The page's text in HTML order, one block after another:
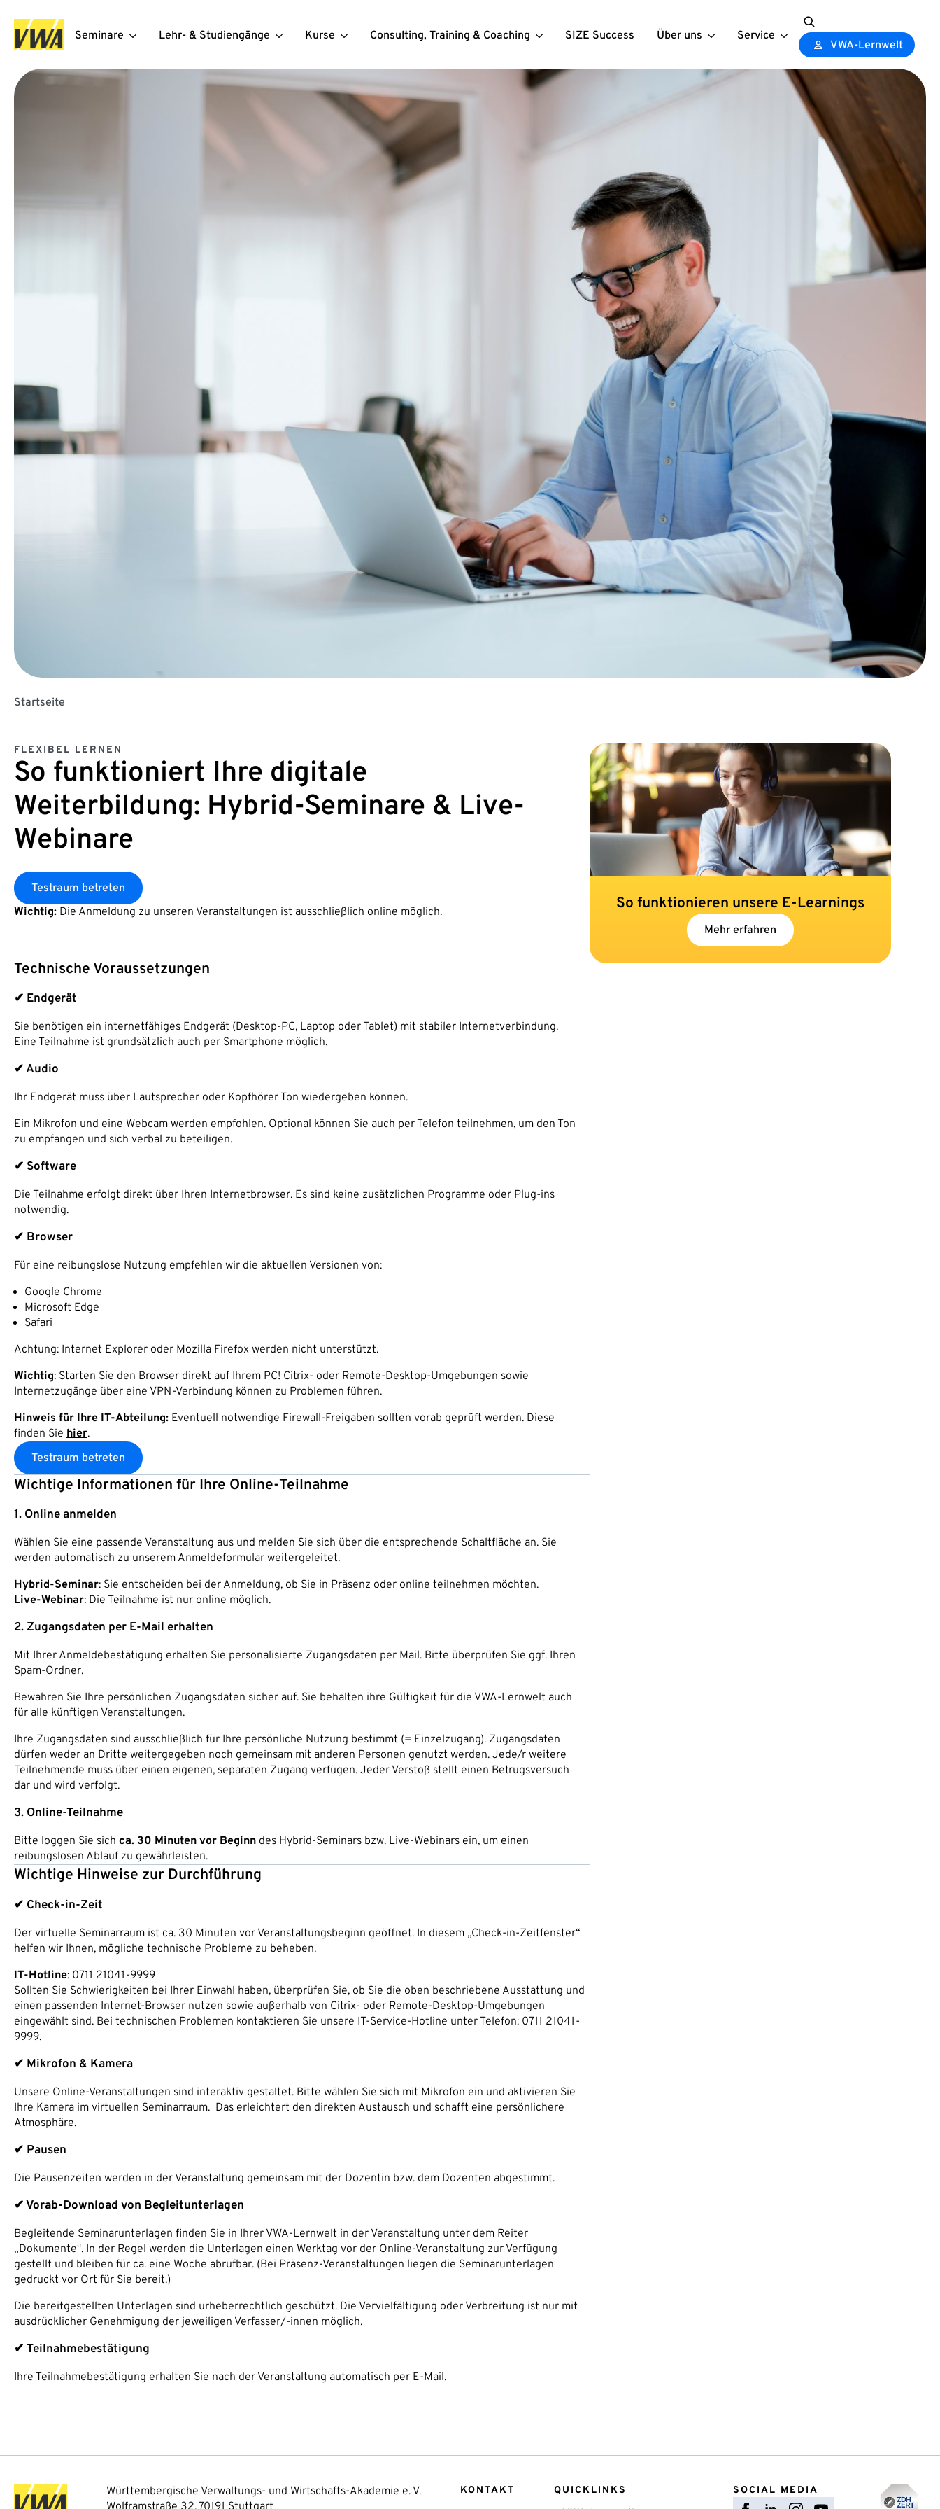
Seminare Lehr- & Studiengänge Kurse Consulting, Training & Coaching SIZE Success Über uns Service
Search
for:
VWA-Lernwelt
Startseite
FLEXIBEL LERNEN
So funktioniert Ihre digitale
Weiterbildung: Hybrid-Seminare & Live-
Webinare
Testraum betreten
Wichtig: Die Anmeldung zu unseren Veranstaltungen ist ausschließlich online möglich.
Technische Voraussetzungen
✔ Endgerät
Sie benötigen ein internetfähiges Endgerät (Desktop-PC, Laptop oder Tablet) mit stabiler Internetverbindung.
Eine Teilnahme ist grundsätzlich auch per Smartphone möglich.
✔ Audio
Ihr Endgerät muss über Lautsprecher oder Kopfhörer Ton wiedergeben können.
Ein Mikrofon und eine Webcam werden empfohlen. Optional können Sie auch per Telefon teilnehmen, um den Ton
zu empfangen und sich verbal zu beteiligen.
✔ Software
Die Teilnahme erfolgt direkt über Ihren Internetbrowser. Es sind keine zusätzlichen Programme oder Plug-ins
notwendig.
✔ Browser
Für eine reibungslose Nutzung empfehlen wir die aktuellen Versionen von:
Google Chrome
Microsoft Edge
Safari
Achtung: Internet Explorer oder Mozilla Firefox werden nicht unterstützt.
Wichtig: Starten Sie den Browser direkt auf Ihrem PC! Citrix- oder Remote-Desktop-Umgebungen sowie
Internetzugänge über eine VPN-Verbindung können zu Problemen führen.
Hinweis für Ihre IT-Abteilung: Eventuell notwendige Firewall-Freigaben sollten vorab geprüft werden. Diese
finden Sie hier.
Testraum betreten
Wichtige Informationen für Ihre Online-Teilnahme
1. Online anmelden
Wählen Sie eine passende Veranstaltung aus und melden Sie sich über die entsprechende Schaltfläche an. Sie
werden automatisch zu unserem Anmeldeformular weitergeleitet.
Hybrid-Seminar: Sie entscheiden bei der Anmeldung, ob Sie in Präsenz oder online teilnehmen möchten.
Live-Webinar: Die Teilnahme ist nur online möglich.
2. Zugangsdaten per E-Mail erhalten
Mit Ihrer Anmeldebestätigung erhalten Sie personalisierte Zugangsdaten per Mail. Bitte überprüfen Sie ggf. Ihren
Spam-Ordner.
Bewahren Sie Ihre persönlichen Zugangsdaten sicher auf. Sie behalten ihre Gültigkeit für die VWA-Lernwelt auch
für alle künftigen Veranstaltungen.
Ihre Zugangsdaten sind ausschließlich für Ihre persönliche Nutzung bestimmt (= Einzelzugang). Zugangsdaten
dürfen weder an Dritte weitergegeben noch gemeinsam mit anderen Personen genutzt werden. Jede/r weitere
Teilnehmende muss über einen eigenen, separaten Zugang verfügen. Jeder Verstoß stellt einen Betrugsversuch
dar und wird verfolgt.
3. Online-Teilnahme
Bitte loggen Sie sich ca. 30 Minuten vor Beginn des Hybrid-Seminars bzw. Live-Webinars ein, um einen
reibungslosen Ablauf zu gewährleisten.
Wichtige Hinweise zur Durchführung
✔ Check-in-Zeit
Der virtuelle Seminarraum ist ca. 30 Minuten vor Veranstaltungsbeginn geöffnet. In diesem „Check-in-Zeitfenster“
helfen wir Ihnen, mögliche technische Probleme zu beheben.
IT-Hotline: 0711 21041-9999
Sollten Sie Schwierigkeiten bei Ihrer Einwahl haben, überprüfen Sie, ob Sie die oben beschriebene Ausstattung und
einen passenden Internet-Browser nutzen sowie außerhalb von Citrix- oder Remote-Desktop-Umgebungen
eingewählt sind. Bei technischen Problemen kontaktieren Sie unsere IT-Service-Hotline unter Telefon: 0711 21041-
9999.
✔ Mikrofon & Kamera
Unsere Online-Veranstaltungen sind interaktiv gestaltet. Bitte wählen Sie sich mit Mikrofon ein und aktivieren Sie
Ihre Kamera im virtuellen Seminarraum. Das erleichtert den direkten Austausch und schafft eine persönlichere
Atmosphäre.
✔ Pausen
Die Pausenzeiten werden in der Veranstaltung gemeinsam mit der Dozentin bzw. dem Dozenten abgestimmt.
✔ Vorab-Download von Begleitunterlagen
Begleitende Seminarunterlagen finden Sie in Ihrer VWA-Lernwelt in der Veranstaltung unter dem Reiter
„Dokumente“. In der Regel werden die Unterlagen einen Werktag vor der Online-Veranstaltung zur Verfügung
gestellt und bleiben für ca. eine Woche abrufbar. (Bei Präsenz-Veranstaltungen liegen die Seminarunterlagen
gedruckt vor Ort für Sie bereit.)
Die bereitgestellten Unterlagen sind urheberrechtlich geschützt. Die Vervielfältigung oder Verbreitung ist nur mit
ausdrücklicher Genehmigung der jeweiligen Verfasser/-innen möglich.
✔ Teilnahmebestätigung
Ihre Teilnahmebestätigung erhalten Sie nach der Veranstaltung automatisch per E-Mail.
So funktionieren unsere E-Learnings
Mehr erfahren
Württembergische Verwaltungs- und Wirtschafts-Akademie e. V.
KONTAKT QUICKLINKS SOCIAL MEDIA